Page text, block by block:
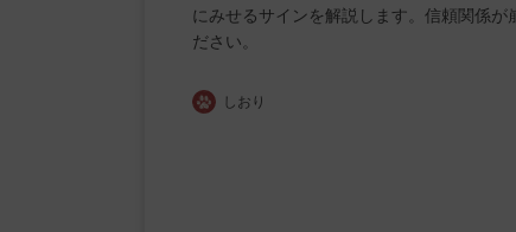
にみせるサインを解説します。信頼関係
ださい。
しおり